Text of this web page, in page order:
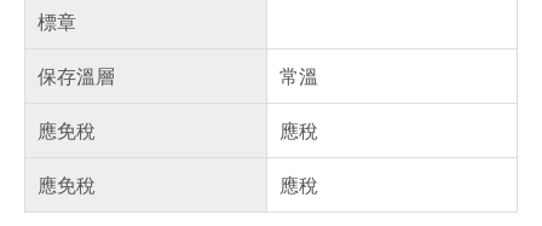
標章
保存溫層
常溫
應免稅
應稅
應免稅
應稅